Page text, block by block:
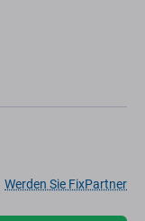
Werden Sie FixPartner